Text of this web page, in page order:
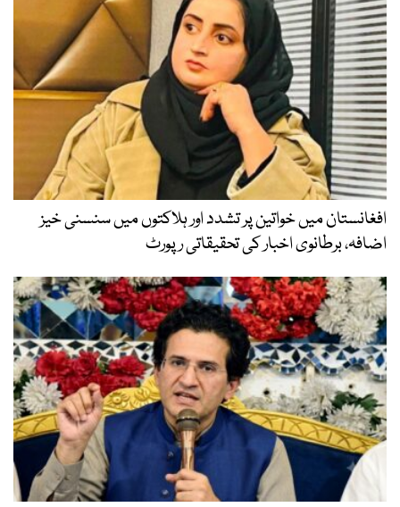
افغانستان میں خواتین پر تشدد اور ہلاکتوں میں سنسنی خیز
اضافہ، برطانوی اخبار کی تحقیقاتی رپورٹ